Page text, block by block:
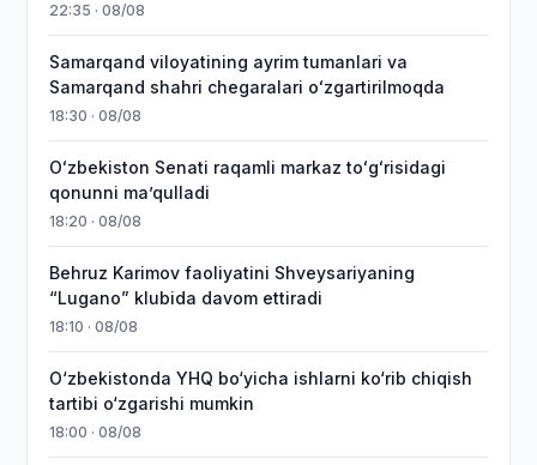
22:35 · 08/08
Samarqand viloyatining ayrim tumanlari va
Samarqand shahri chegaralari oʻzgartirilmoqda
18:30 · 08/08
Oʻzbekiston Senati raqamli markaz toʻgʻrisidagi
qonunni maʼqulladi
18:20 · 08/08
Behruz Karimov faoliyatini Shveysariyaning
“Lugano” klubida davom ettiradi
18:10 · 08/08
O‘zbekistonda YHQ bo‘yicha ishlarni ko‘rib chiqish
tartibi o‘zgarishi mumkin
18:00 · 08/08